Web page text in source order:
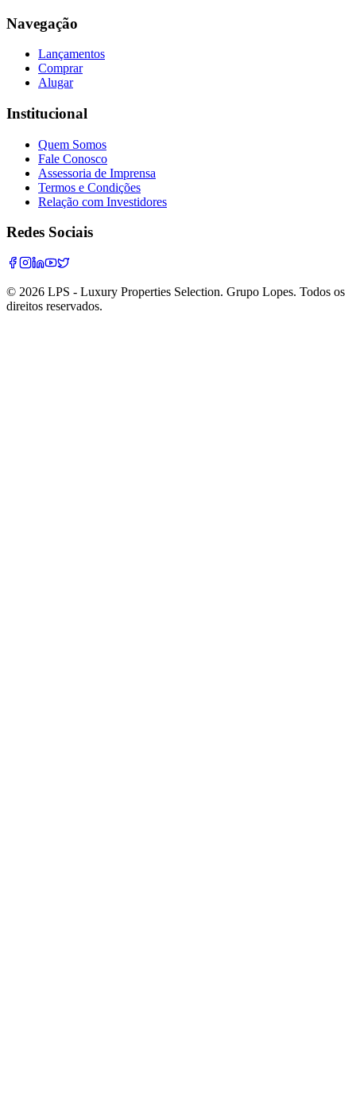
Navegação
Lançamentos
Comprar
Alugar
Institucional
Quem Somos
Fale Conosco
Assessoria de Imprensa
Termos e Condições
Relação com Investidores
Redes Sociais
© 2026 LPS - Luxury Properties Selection. Grupo Lopes. Todos os
direitos reservados.